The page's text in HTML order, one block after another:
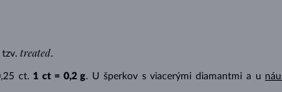
tzv. treated.
ct. 1 ct = 0,2 g. U šperkov s viacerými diamantmi a u